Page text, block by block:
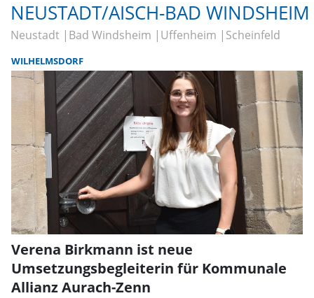
NEUSTADT/AISCH-BAD WINDSHEIM
Neustadt Bad Windsheim Uffenheim Scheinfeld
WILHELMSDORF
Verena Birkmann ist neue
Umsetzungsbegleiterin für Kommunale
Allianz Aurach-Zenn